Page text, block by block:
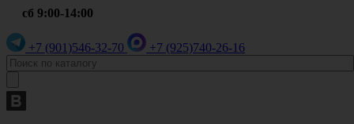
сб 9:00-14:00
+7 (901)546-32-70 +7 (925)740-26-16